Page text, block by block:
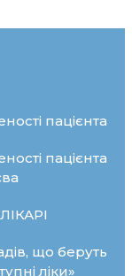
пацієнта
пацієнта
що беруть
ліки»